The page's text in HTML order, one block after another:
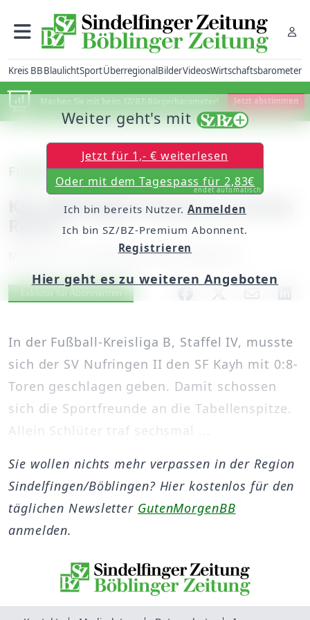
Kreis BBBlaulichtSportÜberregionalBilderVideosWirtschaftsbarometer
Machen Sie mit beim SZ/BZ-Bürgerbarometer! Jetzt abstimmen
Fußball – Kreisliga B
KSC Böblingen kommt zu einem
Remis
Mittwoch, 02. November 2016, 06:00 Uhr
Artikel vorlesen
Exklusiv für Abonnenten
In der Fußball-Kreisliga B, Staffel IV, musste
sich der SV Nufringen II den SF Kayh mit 0:8-
Toren geschlagen geben. Damit schossen
sich die Sportfreunde an die Tabellenspitze.
Allein Schlüter traf sechsmal ...
Weiter geht's mit
Jetzt für 1,- € weiterlesen
Oder mit dem Tagespass für 2,83€
endet automatisch
Ich bin bereits Nutzer. Anmelden
Ich bin SZ/BZ-Premium Abonnent.
Registrieren
Hier geht es zu weiteren Angeboten
Sie wollen nichts mehr verpassen in der Region
Sindelfingen/Böblingen? Hier kostenlos für den
täglichen Newsletter GutenMorgenBB
anmelden.